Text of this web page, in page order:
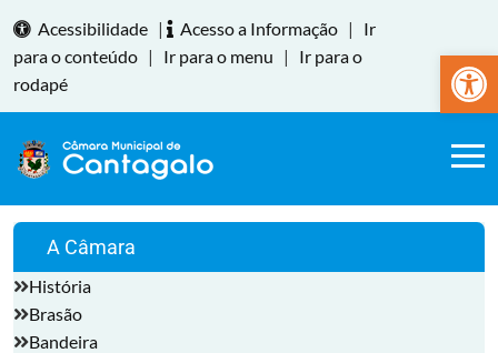
Abrir
Acessibilidade | Acesso a Informação |
Ir
para o conteúdo | Ir para o menu |
Ir para o
rodapé
A Câmara
História
Brasão
Bandeira